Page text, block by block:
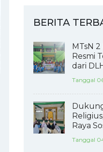
BERITA
MTsN
Resmi
dari
Tanggal
Raya
Tanggal